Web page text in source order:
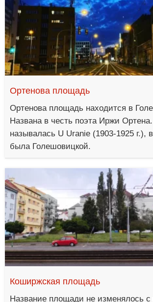
Ортенова площадь
Ортенова площадь находится в
Названа в честь поэта Иржи
называлась U Uranie (1903-1925 г.),
была Голешовицкой.
Коширжская площадь
Название площади не изменялось